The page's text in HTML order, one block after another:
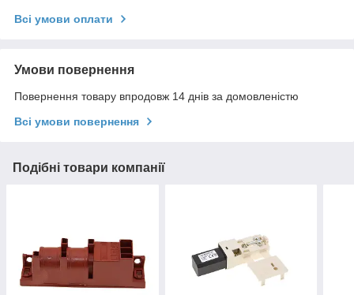
Всі умови оплати
Умови повернення
Повернення товару впродовж 14 днів за домовленістю
Всі умови повернення
Подібні товари компанії